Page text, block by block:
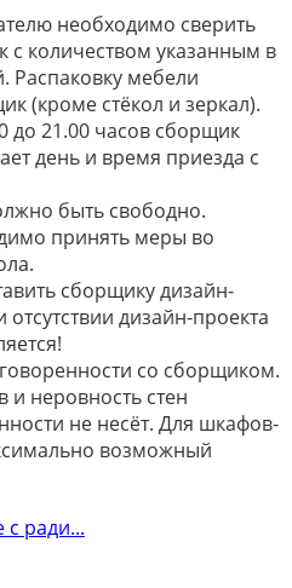
необходимо сверить
с количеством указанным в
Распаковку мебели
(кроме стёкол и зеркал).
до 21.00 часов сборщик
день и время приезда с
быть свободно.
принять меры во
сборщику дизайн-
дизайн-проекта
со сборщиком.
и неровность стен
не несёт. Для шкафов-
возможный
ради...